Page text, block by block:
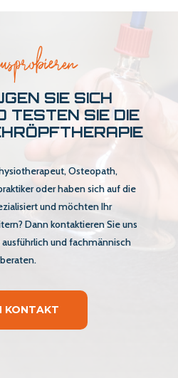
SIE SICH
TESTEN SIE DIE
Osteopath,
oder haben sich auf die
und möchten Ihr
Dann kontaktieren Sie uns
und fachmännisch
beraten.
KONTAKT